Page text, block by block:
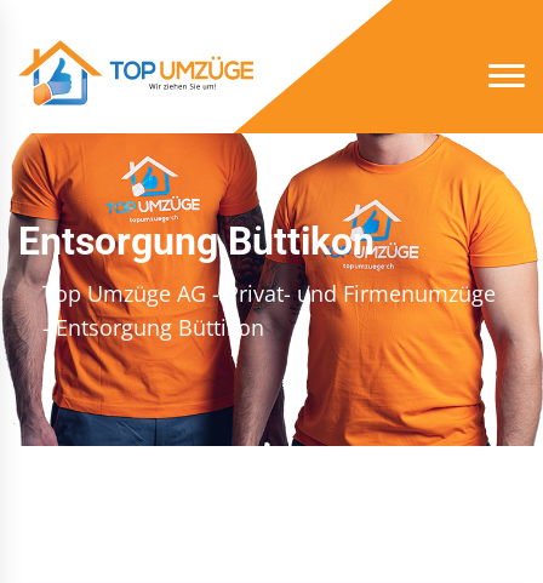
Entsorgung Büttikon
Top Umzüge AG - Privat- und Firmenumzüge
- Entsorgung Büttikon